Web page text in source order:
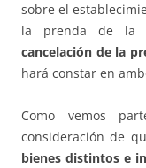
sobre el
la prenda de la
cancelación de la
hará constar en
Como vemos
consideración de
bienes distintos e